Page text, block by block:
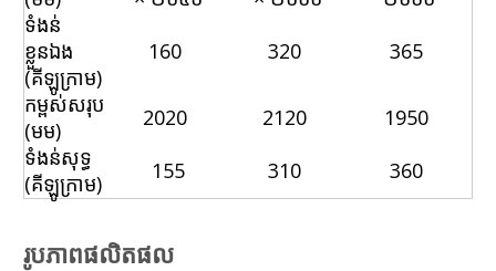
ទំងន់
ខ្លួនឯង
(គីឡូក្រាម)
160 320
365
កម្ពស់សរុប
(មម)
2020 2120
1950
ទំងន់សុទ្ធ
(គីឡូក្រាម)
155 310 360
រូបភាពផលិតផល